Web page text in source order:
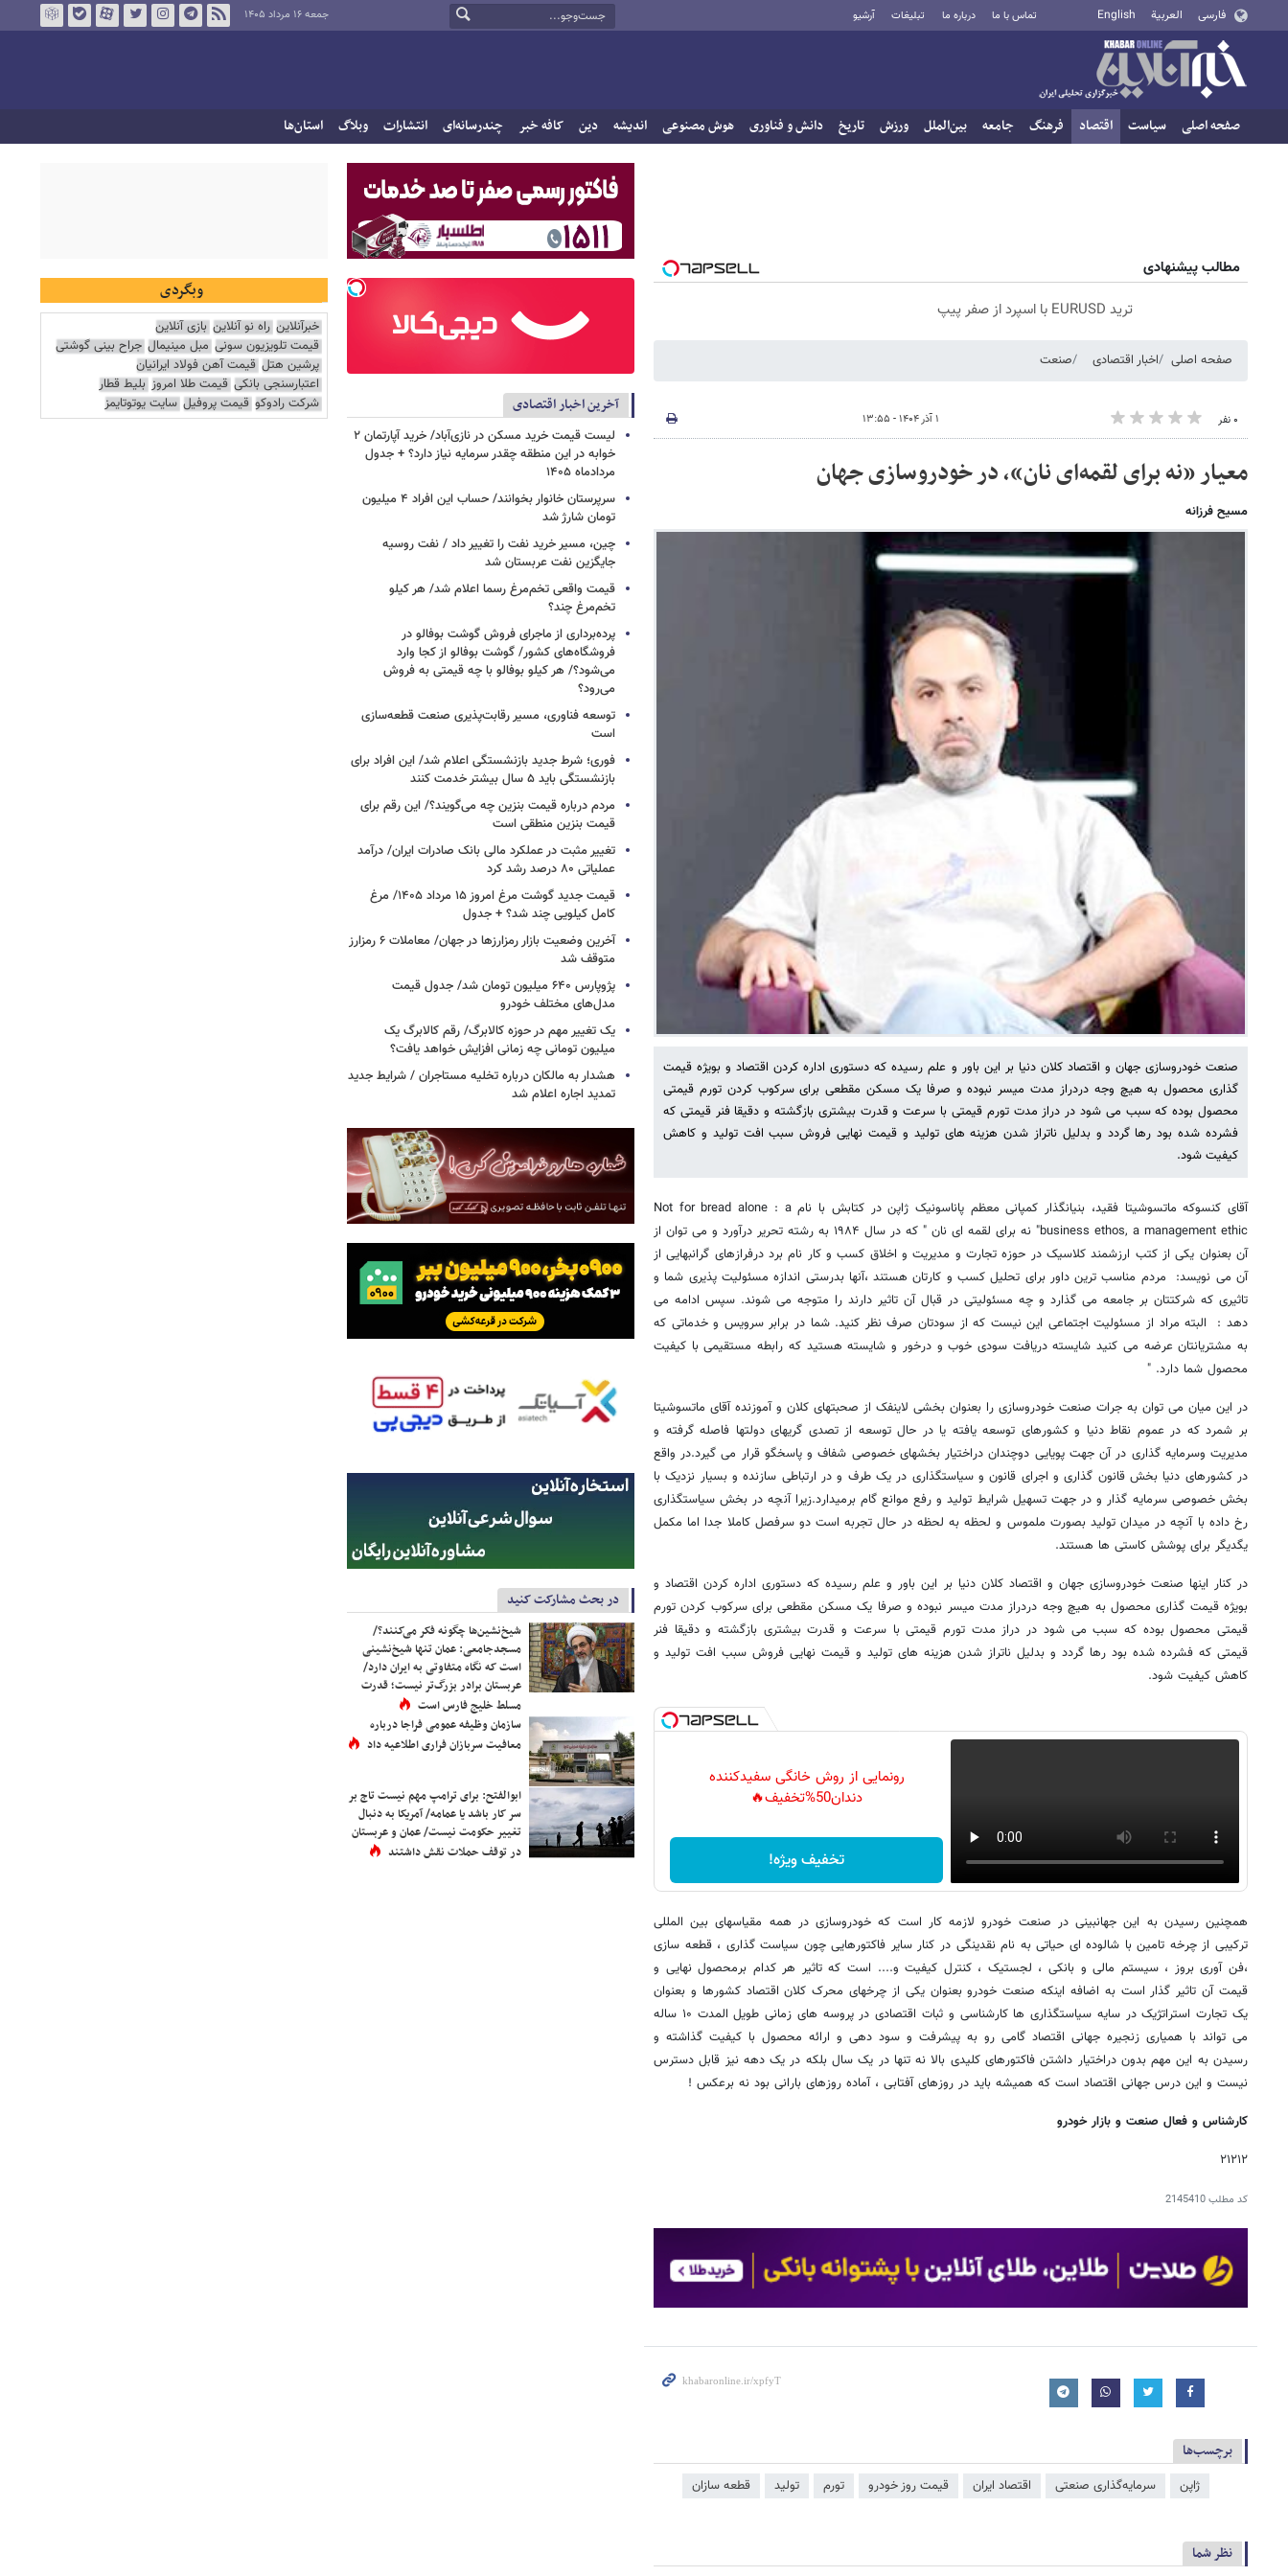
فارسی العربية English تماس با ما درباره ما تبلیغات آرشیو جمعه ۱۶ مرداد ۱۴۰۵
صفحه اصلی سیاست اقتصاد فرهنگ جامعه بین‌الملل ورزش تاریخ دانش و فناوری هوش مصنوعی اندیشه دین کافه خبر چندرسانه‌ای انتشارات وبلاگ استان‌ها
مطالب پیشنهادی
ترید EURUSD با اسپرد از صفر پیپ
صفحه اصلی اخبار اقتصادی صنعت
۰ نفر ۱ آذر ۱۴۰۴ - ۱۳:۵۵
معیار «نه برای لقمه‌ای نان»، در خودروسازی جهان
مسیح فرزانه
صنعت خودروسازی جهان و اقتصاد کلان دنیا بر این باور و علم رسیده که دستوری اداره کردن اقتصاد و بویژه قیمت
گذاری محصول به هیچ وجه دردراز مدت میسر نبوده و صرفا یک مسکن مقطعی برای سرکوب کردن تورم قیمتی
محصول بوده که سبب می شود در دراز مدت تورم قیمتی با سرعت و قدرت بیشتری بازگشته و دقیقا فنر قیمتی که
فشرده شده بود رها گردد و بدلیل ناتراز شدن هزینه های تولید و قیمت نهایی فروش سبب افت تولید و کاهش
کیفیت شود.
آقای کنسوکه ماتسوشیتا فقید، بنیانگذار کمپانی معظم پاناسونیک ژاپن در کتابش با نام Not for bread alone : a
business ethos, a management ethic" نه برای لقمه ای نان " که در سال ۱۹۸۴ به رشته تحریر درآورد و می توان از
آن بعنوان یکی از کتب ارزشمند کلاسیک در حوزه تجارت و مدیریت و اخلاق کسب و کار نام برد درفرازهای گرانبهایی از
آن می نویسد: مردم مناسب ترین داور برای تحلیل کسب و کارتان هستند ،آنها بدرستی اندازه مسئولیت پذیری شما و
تاثیری که شرکتتان بر جامعه می گذارد و چه مسئولیتی در قبال آن تاثیر دارند را متوجه می شوند. سپس ادامه می
دهد : البته مراد از مسئولیت اجتماعی این نیست که از سودتان صرف نظر کنید. شما در برابر سرویس و خدماتی که
به مشتریانتان عرضه می کنید شایسته دریافت سودی خوب و درخور و شایسته هستید که رابطه مستقیمی با کیفیت
محصول شما دارد. "
در این میان می توان به جرات صنعت خودروسازی را بعنوان بخشی لاینفک از صحبتهای کلان و آموزنده آقای ماتسوشیتا
بر شمرد که در عموم نقاط دنیا و کشورهای توسعه یافته یا در حال توسعه از تصدی گریهای دولتها فاصله گرفته و
مدیریت وسرمایه گذاری در آن جهت پویایی دوچندان دراختیار بخشهای خصوصی شفاف و پاسخگو قرار می گیرد.در واقع
در کشورهای دنیا بخش قانون گذاری و اجرای قانون و سیاستگذاری در یک طرف و در ارتباطی سازنده و بسیار نزدیک با
بخش خصوصی سرمایه گذار و در جهت تسهیل شرایط تولید و رفع موانع گام برمیدارد.زیرا آنچه در بخش سیاستگذاری
رخ داده با آنچه در میدان تولید بصورت ملموس و لحظه به لحظه در حال تجربه است دو سرفصل کاملا جدا اما مکمل
یگدیگر برای پوشش کاستی ها هستند.
در کنار اینها صنعت خودروسازی جهان و اقتصاد کلان دنیا بر این باور و علم رسیده که دستوری اداره کردن اقتصاد و
بویژه قیمت گذاری محصول به هیچ وجه دردراز مدت میسر نبوده و صرفا یک مسکن مقطعی برای سرکوب کردن تورم
قیمتی محصول بوده که سبب می شود در دراز مدت تورم قیمتی با سرعت و قدرت بیشتری بازگشته و دقیقا فنر
قیمتی که فشرده شده بود رها گردد و بدلیل ناتراز شدن هزینه های تولید و قیمت نهایی فروش سبب افت تولید و
کاهش کیفیت شود.
رونمایی از روش خانگی سفیدکننده
دندان50%تخفیف🔥
تخفیف ویژه!
همچنین رسیدن به این جهانبینی در صنعت خودرو لازمه کار است که خودروسازی در همه مقیاسهای بین المللی
ترکیبی از چرخه تامین با شالوده ای حیاتی به نام نقدینگی در کنار سایر فاکتورهایی چون سیاست گذاری ، قطعه سازی
،فن آوری بروز ، سیستم مالی و بانکی ، لجستیک ، کنترل کیفیت و.... است که تاثیر هر کدام برمحصول نهایی و
قیمت آن تاثیر گذار است به اضافه اینکه صنعت خودرو بعنوان یکی از چرخهای محرک کلان اقتصاد کشورها و بعنوان
یک تجارت استراتژیک در سایه سیاستگذاری ها کارشناسی و ثبات اقتصادی در پروسه های زمانی طویل المدت ۱۰ ساله
می تواند با همیاری زنجیره جهانی اقتصاد گامی رو به پیشرفت و سود دهی و ارائه محصول با کیفیت گذاشته و
رسیدن به این مهم بدون دراختیار داشتن فاکتورهای کلیدی بالا نه تنها در یک سال بلکه در یک دهه نیز قابل دسترس
نیست و این درس جهانی اقتصاد است که همیشه باید در روزهای آفتابی ، آماده روزهای بارانی بود نه برعکس !
کارشناس و فعال صنعت و بازار خودرو
۲۱۲۱۲
کد مطلب2145410
برچسب‌ها
ژاپن سرمایه‌گذاری صنعتی اقتصاد ایران قیمت روز خودرو تورم تولید قطعه سازان
نظر شما
آخرین اخبار اقتصادی
لیست قیمت خرید مسکن در نازی‌آباد/ خرید آپارتمان ۲
خوابه در این منطقه چقدر سرمایه نیاز دارد؟ + جدول
مردادماه ۱۴۰۵
سرپرستان خانوار بخوانند/ حساب این افراد ۴ میلیون
تومان شارژ شد
چین، مسیر خرید نفت را تغییر داد / نفت روسیه
جایگزین نفت عربستان شد
قیمت واقعی تخم‌مرغ رسما اعلام شد/ هر کیلو
تخم‌مرغ چند؟
پرده‌برداری از ماجرای فروش گوشت بوفالو در
فروشگاه‌های کشور/ گوشت بوفالو از کجا وارد
می‌شود؟/ هر کیلو بوفالو با چه قیمتی به فروش
می‌رود؟
توسعه فناوری، مسیر رقابت‌پذیری صنعت قطعه‌سازی
است
فوری؛ شرط جدید بازنشستگی اعلام شد/ این افراد برای
بازنشستگی باید ۵ سال بیشتر خدمت کنند
مردم درباره قیمت بنزین چه می‌گویند؟/ این رقم برای
قیمت بنزین منطقی است
تغییر مثبت در عملکرد مالی بانک صادرات ایران/ درآمد
عملیاتی ۸۰ درصد رشد کرد
قیمت جدید گوشت مرغ امروز ۱۵ مرداد ۱۴۰۵/ مرغ
کامل کیلویی چند شد؟ + جدول
آخرین وضعیت بازار رمزارزها در جهان/ معاملات ۶ رمزارز
متوقف شد
پژوپارس ۶۴۰ میلیون تومان شد/ جدول قیمت
مدل‌های مختلف خودرو
یک تغییر مهم در حوزه کالابرگ/ رقم کالابرگ یک
میلیون تومانی چه زمانی افزایش خواهد یافت؟
هشدار به مالکان درباره تخلیه مستاجران / شرایط جدید
تمدید اجاره اعلام شد
در بحث مشارکت کنید
شیخ‌نشین‌ها چگونه فکر می‌کنند؟/
مسجدجامعی: عمان تنها شیخ‌نشینی
است که نگاه متفاوتی به ایران دارد/
عربستان برادر بزرگ‌تر نیست؛ قدرت
مسلط خلیج فارس است
سازمان وظیفه عمومی فراجا درباره
معافیت سربازان فراری اطلاعیه داد
ابوالفتح: برای ترامپ مهم نیست تاج بر
سر کار باشد یا عمامه/ آمریکا به دنبال
تغییر حکومت نیست/ عمان و عربستان
در توقف حملات نقش داشتند
وبگردی
خبرآنلاین راه نو آنلاین بازی آنلاین
قیمت تلویزیون سونی مبل مینیمال جراح بینی گوشتی
پرشین هتل قیمت آهن فولاد ایرانیان
اعتبارسنجی بانکی قیمت طلا امروز بلیط قطار
شرکت رادوکو قیمت پروفیل سایت یوتوتایمز